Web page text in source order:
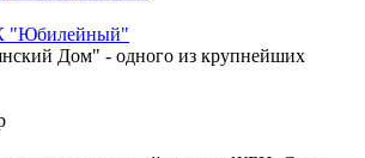
"Юбилейный"
Дом" - одного из крупнейших